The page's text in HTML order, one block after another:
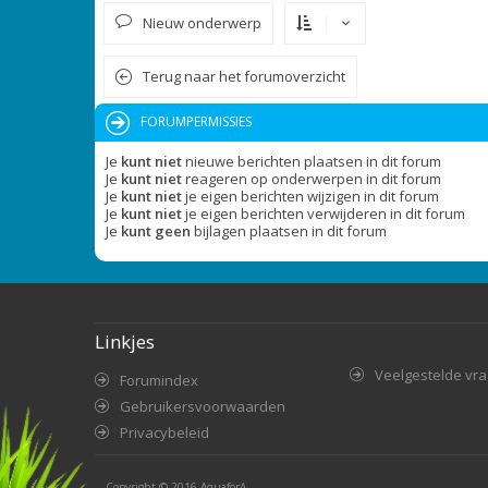
Nieuw onderwerp
Terug naar het forumoverzicht
FORUMPERMISSIES
Je kunt nietnieuwe berichten plaatsen in dit forum
Je kunt nietreageren op onderwerpen in dit forum
Je kunt nietje eigen berichten wijzigen in dit forum
Je kunt nietje eigen berichten verwijderen in dit forum
Je kunt geen bijlagen plaatsen in dit forum
Linkjes
Forumindex
Gebruikersvoorwaarden
Privacybeleid
Veelgestelde